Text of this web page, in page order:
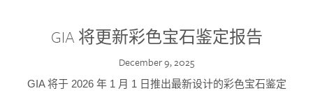
GIA 将更新彩色宝石鉴定报告
December 9, 2025
GIA 将于 2026 年 1 月 1 日推出最新设计的彩色宝石鉴定